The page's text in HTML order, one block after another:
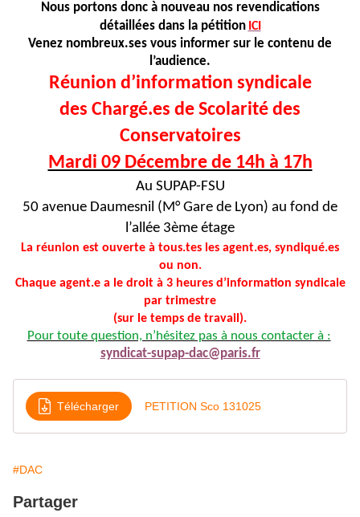
Nous portons donc à nouveau nos revendications
détaillées dans la pétition ICI
Venez nombreux.ses vous informer sur le contenu de
l’audience.
Réunion d’information syndicale
des Chargé.es de Scolarité des
Conservatoires
Mardi 09 Décembre de 14h à 17h
Au SUPAP-FSU
50 avenue Daumesnil (M° Gare de Lyon) au fond de
l’allée 3ème étage
La réunion est ouverte à tous.tes les agent.es, syndiqué.es
ou non.
Chaque agent.e a le droit à 3 heures d’information syndicale
par trimestre
(sur le temps de travail).
Pour toute question, n’hésitez pas à nous contacter à :
syndicat-supap-dac@paris.fr
Télécharger PETITION Sco 131025
#DAC
Partager